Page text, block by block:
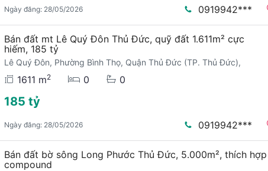
Ngày đăng: 28/05/2026 0919942***
Bán đất mt Lê Quý Đôn Thủ Đức, quỹ đất 1.611m² cực
hiếm, 185 tỷ
Lê Quý Đôn, Phường Bình Thọ, Quận Thủ Đức (TP. Thủ Đức),
1611 m2 0 0
185 tỷ
Ngày đăng: 28/05/2026 0919942***
Bán đất bờ sông Long Phước Thủ Đức, 5.000m², thích hợp
compound